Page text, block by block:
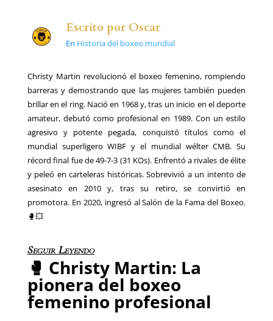
Escrito por Oscar
En Historia del boxeo mundial
Christy Martin revolucionó el boxeo femenino, rompiendo
barreras y demostrando que las mujeres también pueden
brillar en el ring. Nació en 1968 y, tras un inicio en el deporte
amateur, debutó como profesional en 1989. Con un estilo
agresivo y potente pegada, conquistó títulos como el
mundial superligero WIBF y el mundial wélter CMB. Su
récord final fue de 49-7-3 (31 KOs). Enfrentó a rivales de élite
y peleó en carteleras históricas. Sobrevivió a un intento de
asesinato en 2010 y, tras su retiro, se convirtió en
promotora. En 2020, ingresó al Salón de la Fama del Boxeo.
🥊💥
Seguir Leyendo
🥊 Christy Martin: La
pionera del boxeo
femenino profesional